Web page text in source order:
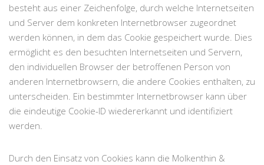
besteht aus einer Zeichenfolge, durch welche Internetseiten
und Server dem konkreten Internetbrowser zugeordnet
werden können, in dem das Cookie gespeichert wurde. Dies
ermöglicht es den besuchten Internetseiten und Servern,
den individuellen Browser der betroffenen Person von
anderen Internetbrowsern, die andere Cookies enthalten, zu
unterscheiden. Ein bestimmter Internetbrowser kann über
die eindeutige Cookie-ID wiedererkannt und identifiziert
werden.
Durch den Einsatz von Cookies kann die Molkenthin &